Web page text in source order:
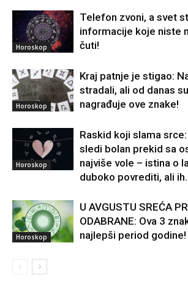
Horoskop
Telefon zvoni, a svet
informacije koje niste
čuti!
Horoskop
Kraj patnje je stigao:
stradali, ali od danas
nagrađuje ove znake!
Horoskop
Raskid koji slama
sledi bolan prekid sa
najviše vole – istina o
duboko povrediti, ali
Horoskop
U AVGUSTU SREĆA
ODABRANE: Ova 3
najlepši period godine!